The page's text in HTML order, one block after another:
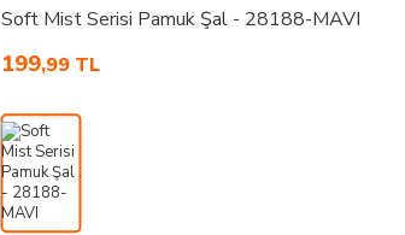
Soft Mist Serisi Pamuk Şal - 28188-MAVI
199,99 TL